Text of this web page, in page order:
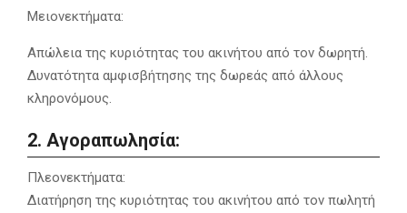
Μειονεκτήματα:
Απώλεια της κυριότητας του ακινήτου από τον δωρητή.
Δυνατότητα αμφισβήτησης της δωρεάς από άλλους
κληρονόμους.
2. Αγοραπωλησία:
Πλεονεκτήματα:
Διατήρηση της κυριότητας του ακινήτου από τον πωλητή